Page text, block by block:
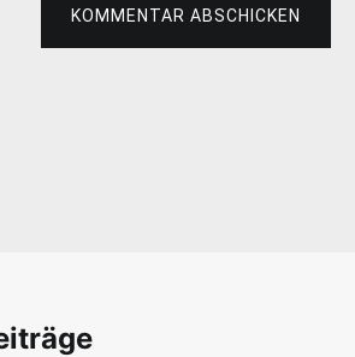
KOMMENTAR ABSCHICKEN